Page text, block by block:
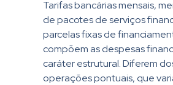
Tarifas bancárias mensais,
de pacotes de serviços
parcelas fixas de
compõem as despesas
caráter estrutural. Diferem
operações pontuais, que